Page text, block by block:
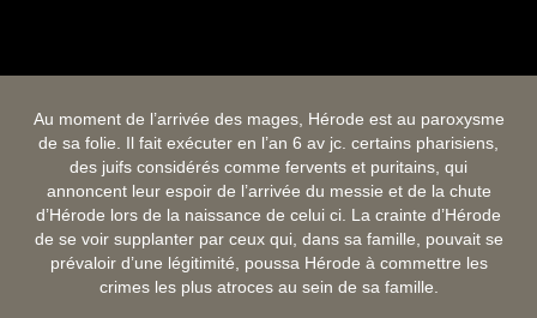
Au moment de l’arrivée des mages, Hérode est au paroxysme
de sa folie. Il fait exécuter en l’an 6 av jc. certains pharisiens,
des juifs considérés comme fervents et puritains, qui
annoncent leur espoir de l’arrivée du messie et de la chute
d’Hérode lors de la naissance de celui ci. La crainte d’Hérode
de se voir supplanter par ceux qui, dans sa famille, pouvait se
prévaloir d’une légitimité, poussa Hérode à commettre les
crimes les plus atroces au sein de sa famille.